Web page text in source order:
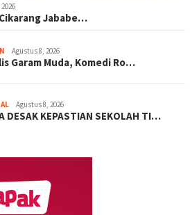
Jababe…
Agustus 8, 2026
Garam Muda, Komedi Ro…
Agustus 8, 2026
DESAK KEPASTIAN SEKOLAH TI…